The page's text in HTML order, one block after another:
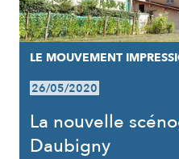
LE MOUVEMENT
26/05/2020
La nouvelle
Daubigny